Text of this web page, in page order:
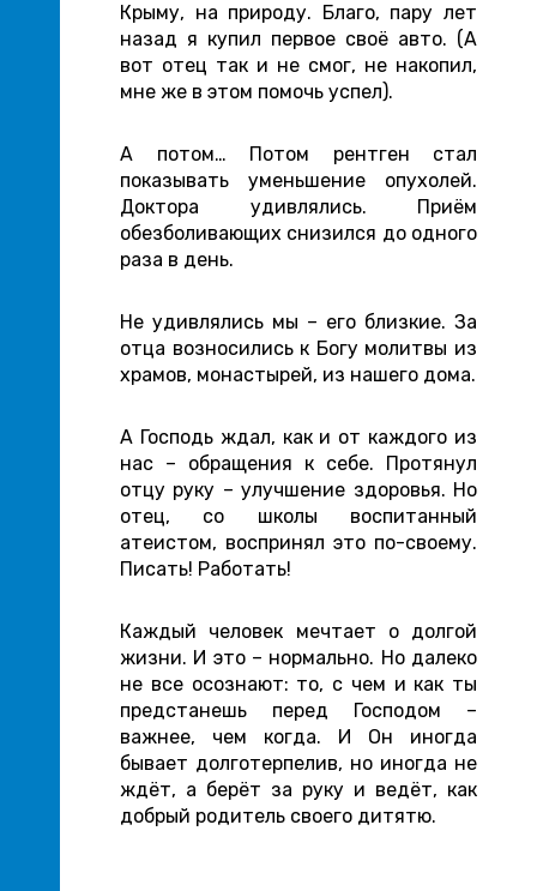
Крыму, на природу. Благо, пару лет
назад я купил первое своё авто. (А
вот отец так и не смог, не накопил,
мне же в этом помочь успел).
А потом… Потом рентген стал
показывать уменьшение опухолей.
Доктора удивлялись. Приём
обезболивающих снизился до одного
раза в день.
Не удивлялись мы – его близкие. За
отца возносились к Богу молитвы из
храмов, монастырей, из нашего дома.
А Господь ждал, как и от каждого из
нас – обращения к себе. Протянул
отцу руку – улучшение здоровья. Но
отец, со школы воспитанный
атеистом, воспринял это по-своему.
Писать! Работать!
Каждый человек мечтает о долгой
жизни. И это – нормально. Но далеко
не все осознают: то, с чем и как ты
предстанешь перед Господом –
важнее, чем когда. И Он иногда
бывает долготерпелив, но иногда не
ждёт, а берёт за руку и ведёт, как
добрый родитель своего дитятю.